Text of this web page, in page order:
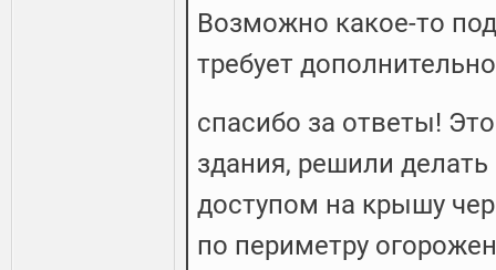
Возможно какое-то
требует
спасибо за ответы!
здания, решили
доступом на крышу
по периметру